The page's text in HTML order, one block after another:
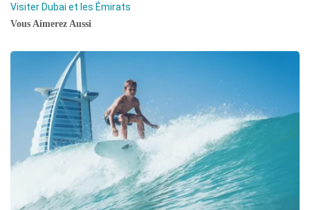
Visiter Dubai et les Émirats
Vous Aimerez Aussi